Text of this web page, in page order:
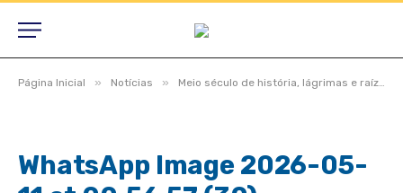
Página Inicial » Notícias » Meio século de história, lágrimas e raízes, São Félix do Araguaia vive noite inesquecível em homenagem aos pioneiros
WhatsApp Image 2026-05-